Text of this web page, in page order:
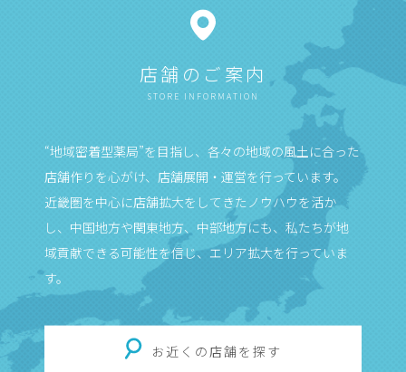
店舗のご案内
STORE INFORMATION
“地域密着型薬局”を目指し、各々の地域の風土に合った
店舗作りを心がけ、店舗展開・運営を行っています。
近畿圏を中心に店舗拡大をしてきたノウハウを活か
し、中国地方や関東地方、中部地方にも、私たちが地
域貢献できる可能性を信じ、エリア拡大を行っていま
す。
お近くの店舗を探す